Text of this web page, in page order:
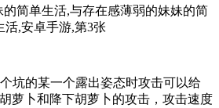
坑的某一个露出姿态时攻击可以给
萝卜和降下胡萝卜的攻击，攻击速度